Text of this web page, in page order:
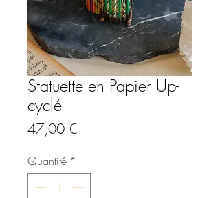
Statuette en Papier Up-
cyclé
47,00 €Prix
Quantité *